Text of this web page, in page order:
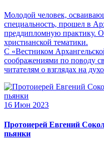
Молодой человек,
специальность, прошел в
преддипломную практику.
христианской тематики.
С «Вестником
соображениями по поводу
читателям о взглядах на
16 Июн 2023
Протоиерей Евгений
пьянки